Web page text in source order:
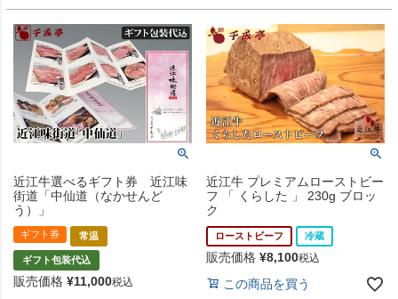
近江牛選べるギフト券 近江味
街道「中仙道（なかせんど
う）」
ギフト券 常温
ギフト包装代込
販売価格 ¥11,000税込
近江牛 プレミアムローストビー
フ 「 くらした 」 230g ブロッ
ク
ローストビーフ 冷蔵
販売価格 ¥8,100税込
この商品を買う